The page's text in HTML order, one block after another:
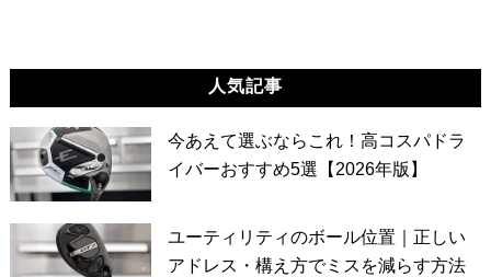
人気記事
今あえて選ぶならこれ！高コスパドラ
イバーおすすめ5選【2026年版】
ユーティリティのボール位置｜正しい
アドレス・構え方でミスを減らす方法